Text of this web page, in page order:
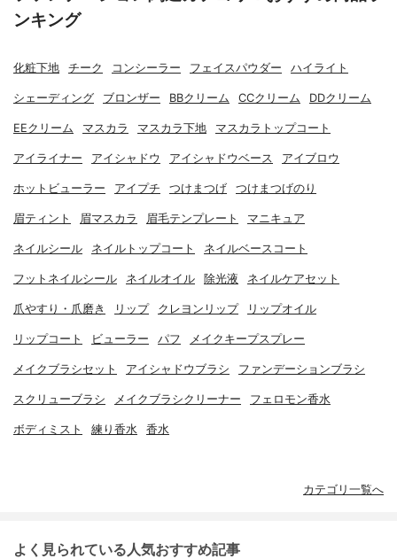
ンキング
化粧下地 チーク コンシーラー フェイスパウダー ハイライト
シェーディング ブロンザー BBクリーム CCクリーム DDクリーム
EEクリーム マスカラ マスカラ下地 マスカラトップコート
アイライナー アイシャドウ アイシャドウベース アイブロウ
ホットビューラー アイプチ つけまつげ つけまつげのり
眉ティント 眉マスカラ 眉毛テンプレート マニキュア
ネイルシール ネイルトップコート ネイルベースコート
フットネイルシール ネイルオイル 除光液 ネイルケアセット
爪やすり・爪磨き リップ クレヨンリップ リップオイル
リップコート ビューラー パフ メイクキープスプレー
メイクブラシセット アイシャドウブラシ ファンデーションブラシ
スクリューブラシ メイクブラシクリーナー フェロモン香水
ボディミスト 練り香水 香水
カテゴリ一覧へ
よく見られている人気おすすめ記事